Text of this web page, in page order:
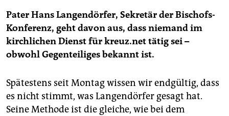
Pater Hans Langendörfer, Sekretär der Bischofs-
Konferenz, geht davon aus, dass niemand im
kirchlichen Dienst für kreuz.net tätig sei –
obwohl Gegenteiliges bekannt ist.
Spätestens seit Montag wissen wir endgültig, dass
es nicht stimmt, was Langendörfer gesagt hat.
Seine Methode ist die gleiche, wie bei dem